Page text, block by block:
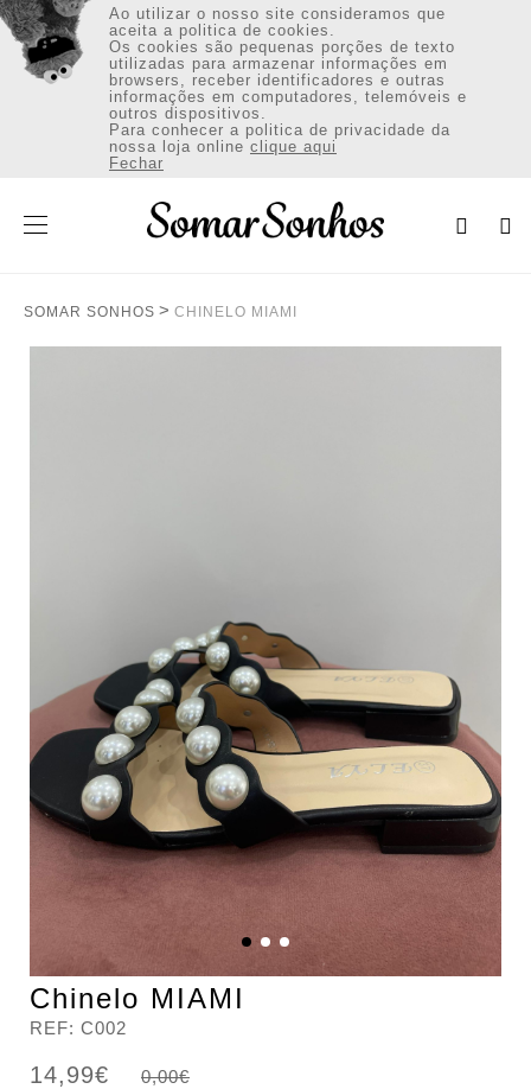
VESTUÁRIO
CALÇADO
ACESSÓRIOS
Ao utilizar o nosso site consideramos que
aceita a politica de cookies.
Os cookies são pequenas porções de texto
utilizadas para armazenar informações em
browsers, receber identificadores e outras
informações em computadores, telemóveis e
outros dispositivos.
Para conhecer a politica de privacidade da
nossa loja online clique aqui
Fechar
SOMAR SONHOS CHINELO MIAMI
Chinelo MIAMI
REF: C002
14,99€ 0,00€